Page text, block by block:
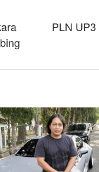
PLN